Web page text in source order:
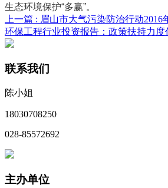
生态环境保护“多赢”。
上一篇 : 眉山市大气污染防治行动2016
环保工程行业投资报告：政策扶持力度
联系我们
陈小姐
18030708250
028-85572692
主办单位